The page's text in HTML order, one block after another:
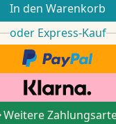
In den Warenkorb
oder Express-Kauf
Weitere